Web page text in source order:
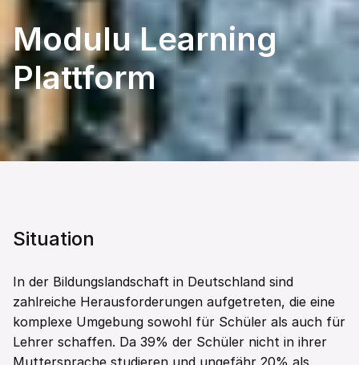
Modulu Learning
Plattform
Situation
In der Bildungslandschaft in Deutschland sind
zahlreiche Herausforderungen aufgetreten, die eine
komplexe Umgebung sowohl für Schüler als auch für
Lehrer schaffen. Da 39% der Schüler nicht in ihrer
Muttersprache studieren und ungefähr 20% als